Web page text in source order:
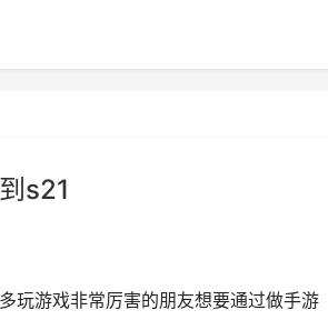
s21
玩游戏非常厉害的朋友想要通过做手游